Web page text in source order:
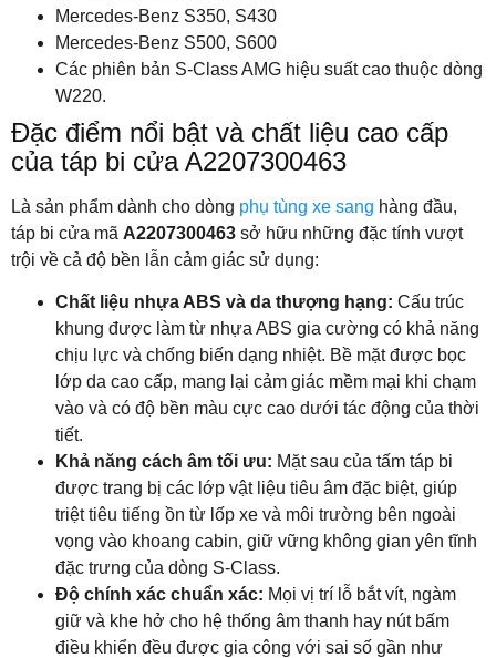
Mercedes-Benz S350, S430
Mercedes-Benz S500, S600
Các phiên bản S-Class AMG hiệu suất cao thuộc dòng
W220.
Đặc điểm nổi bật và chất liệu cao cấp
của táp bi cửa A2207300463
Là sản phẩm dành cho dòng phụ tùng xe sang hàng đầu,
táp bi cửa mã A2207300463 sở hữu những đặc tính vượt
trội về cả độ bền lẫn cảm giác sử dụng:
Chất liệu nhựa ABS và da thượng hạng: Cấu trúc
khung được làm từ nhựa ABS gia cường có khả năng
chịu lực và chống biến dạng nhiệt. Bề mặt được bọc
lớp da cao cấp, mang lại cảm giác mềm mại khi chạm
vào và có độ bền màu cực cao dưới tác động của thời
tiết.
Khả năng cách âm tối ưu: Mặt sau của tấm táp bi
được trang bị các lớp vật liệu tiêu âm đặc biệt, giúp
triệt tiêu tiếng ồn từ lốp xe và môi trường bên ngoài
vọng vào khoang cabin, giữ vững không gian yên tĩnh
đặc trưng của dòng S-Class.
Độ chính xác chuẩn xác: Mọi vị trí lỗ bắt vít, ngàm
giữ và khe hở cho hệ thống âm thanh hay nút bấm
điều khiển đều được gia công với sai số gần như